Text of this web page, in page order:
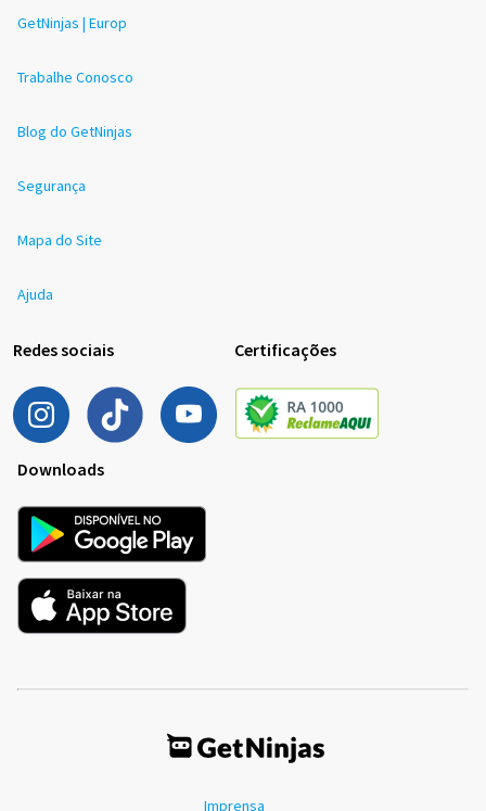
GetNinjas | Europ
Trabalhe Conosco
Blog do GetNinjas
Segurança
Mapa do Site
Ajuda
Redes sociais Certificações
Downloads
Imprensa